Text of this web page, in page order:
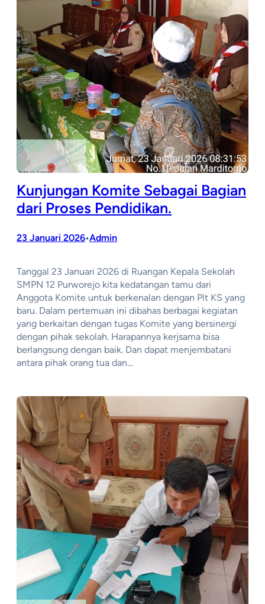
Kunjungan Komite Sebagai Bagian
dari Proses Pendidikan.
23 Januari 2026•Admin
Tanggal 23 Januari 2026 di Ruangan Kepala Sekolah
SMPN 12 Purworejo kita kedatangan tamu dari
Anggota Komite untuk berkenalan dengan Plt KS yang
baru. Dalam pertemuan ini dibahas berbagai kegiatan
yang berkaitan dengan tugas Komite yang bersinergi
dengan pihak sekolah. Harapannya kerjsama bisa
berlangsung dengan baik. Dan dapat menjembatani
antara pihak orang tua dan…